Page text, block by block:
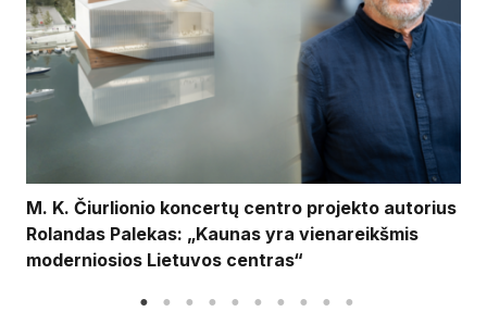
M. K. Čiurlionio koncertų centro projekto autorius
Rolandas Palekas: „Kaunas yra vienareikšmis
moderniosios Lietuvos centras“